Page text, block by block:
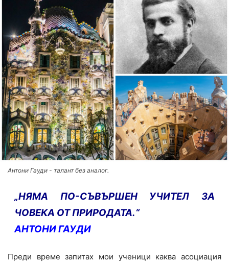
Антони Гауди - талант без аналог.
„НЯМА ПО-СЪВЪРШЕН УЧИТЕЛ ЗА
ЧОВЕКА ОТ ПРИРОДАТА.“
АНТОНИ ГАУДИ
Преди време запитах мои ученици каква асоциация